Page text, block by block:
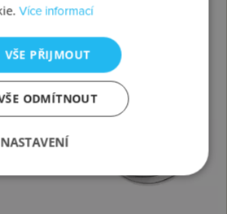
Více informací
VŠE PŘIJMOUT
ODMÍTNOUT